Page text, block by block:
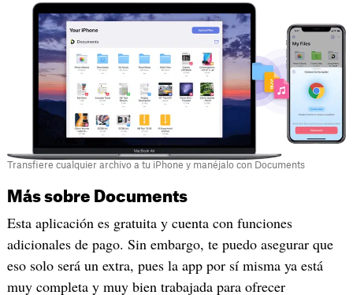
Transfiere cualquier archivo a tu iPhone y manéjalo con Documents
Más sobre Documents
Esta aplicación es gratuita y cuenta con funciones
adicionales de pago. Sin embargo, te puedo asegurar que
eso solo será un extra, pues la app por sí misma ya está
muy completa y muy bien trabajada para ofrecer